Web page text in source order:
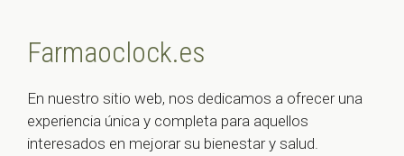
Farmaoclock.es
En nuestro sitio web, nos dedicamos a ofrecer una
experiencia única y completa para aquellos
interesados en mejorar su bienestar y salud.